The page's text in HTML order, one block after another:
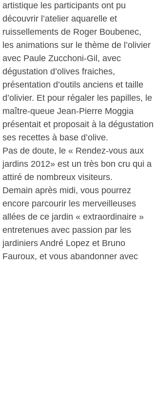
artistique les participants ont pu
découvrir l’atelier aquarelle et
ruissellements de Roger Boubenec,
les animations sur le thème de l’olivier
avec Paule Zucchoni-Gil, avec
dégustation d’olives fraiches,
présentation d’outils anciens et taille
d’olivier. Et pour régaler les papilles, le
maître-queue Jean-Pierre Moggia
présentait et proposait à la dégustation
ses recettes à base d’olive.
Pas de doute, le « Rendez-vous aux
jardins 2012» est un très bon cru qui a
attiré de nombreux visiteurs.
Demain après midi, vous pourrez
encore parcourir les merveilleuses
allées de ce jardin « extraordinaire »
entretenues avec passion par les
jardiniers André Lopez et Bruno
Fauroux, et vous abandonner avec